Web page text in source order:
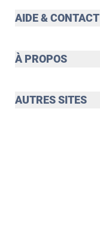
AIDE & CONTACT
À PROPOS
AUTRES SITES